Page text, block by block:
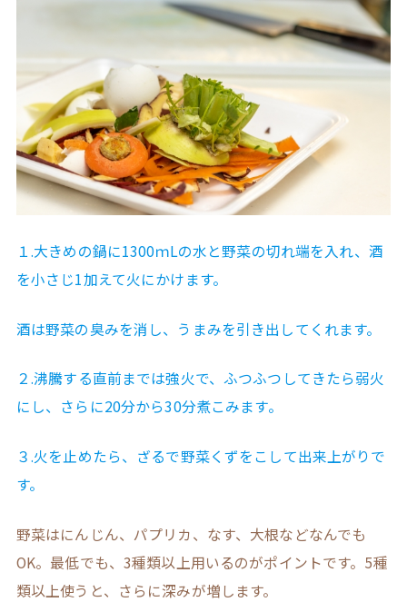
１.大きめの鍋に1300ｍLの水と野菜の切れ端を入れ、酒
を小さじ1加えて火にかけます。
酒は野菜の臭みを消し、うまみを引き出してくれます。
２.沸騰する直前までは強火で、ふつふつしてきたら弱火
にし、さらに20分から30分煮こみます。
３.火を止めたら、ざるで野菜くずをこして出来上がりで
す。
野菜はにんじん、パプリカ、なす、大根などなんでも
OK。最低でも、3種類以上用いるのがポイントです。5種
類以上使うと、さらに深みが増します。